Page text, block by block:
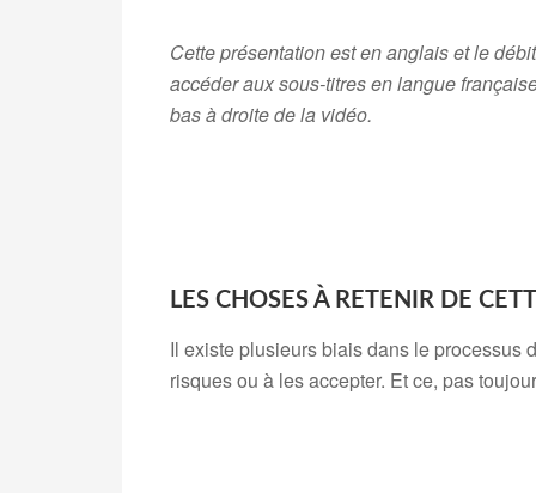
Cette présentation est en anglais et le
accéder aux sous-titres en langue
bas à droite de la vidéo.
LES CHOSES À RETENIR DE
Il existe plusieurs biais dans le processus
risques ou à les accepter. Et ce, pas